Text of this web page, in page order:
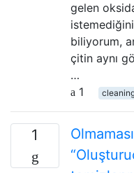
gelen
biliyorum,
çitin aynı
…
1
1